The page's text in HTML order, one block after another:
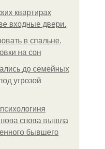
квартирах
входные двери.
в спальне.
на сон
до семейных
угрозой
снова вышла
бывшего